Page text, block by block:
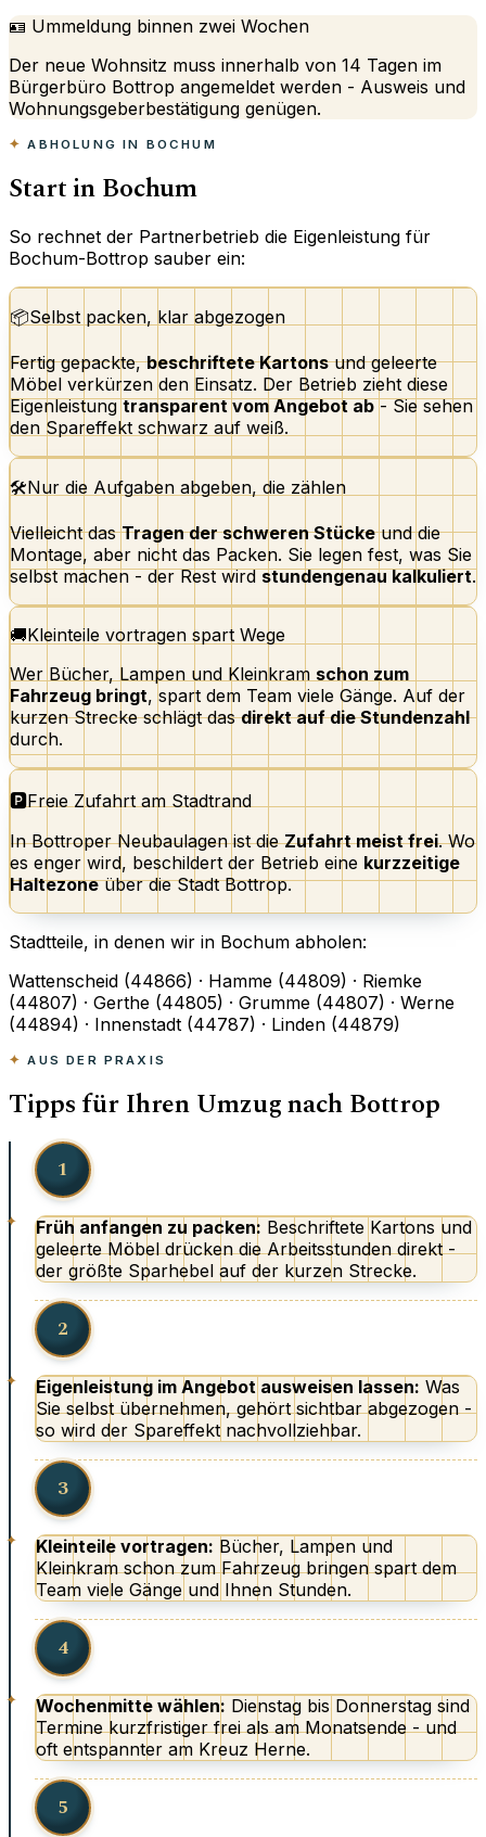
🪪 Ummeldung binnen zwei Wochen
Der neue Wohnsitz muss innerhalb von 14 Tagen im
Bürgerbüro Bottrop angemeldet werden - Ausweis und
Wohnungsgeberbestätigung genügen.
ABHOLUNG IN BOCHUM
Start in Bochum
So rechnet der Partnerbetrieb die Eigenleistung für
Bochum-Bottrop sauber ein:
📦Selbst packen, klar abgezogen
Fertig gepackte,beschriftete Kartonsund geleerte
Möbel verkürzen den Einsatz. Der Betrieb zieht diese
Eigenleistungtransparent vom Angebot ab- Sie sehen
den Spareffekt schwarz auf weiß.
🛠️Nur die Aufgaben abgeben, die zählen
Vielleicht dasTragen der schweren Stückeund die
Montage, aber nicht das Packen. Sie legen fest, was Sie
selbst machen - der Rest wirdstundengenau kalkuliert.
🚚Kleinteile vortragen spart Wege
Wer Bücher, Lampen und Kleinkram schon zum
Fahrzeug bringt, spart dem Team viele Gänge. Auf der
kurzen Strecke schlägt dasdirekt auf die Stundenzahl
durch.
🅿️Freie Zufahrt am Stadtrand
In Bottroper Neubaulagen ist dieZufahrt meist frei. Wo
es enger wird, beschildert der Betrieb eine kurzzeitige
Haltezoneüber die Stadt Bottrop.
Stadtteile, in denen wir in Bochum abholen:
Wattenscheid (44866) · Hamme (44809) · Riemke
(44807) · Gerthe (44805) · Grumme (44807) · Werne
(44894) · Innenstadt (44787) · Linden (44879)
AUS DER PRAXIS
Tipps für Ihren Umzug nach Bottrop
1
Früh anfangen zu packen: Beschriftete Kartons und
geleerte Möbel drücken die Arbeitsstunden direkt -
der größte Sparhebel auf der kurzen Strecke.
2
Eigenleistung im Angebot ausweisen lassen: Was
Sie selbst übernehmen, gehört sichtbar abgezogen -
so wird der Spareffekt nachvollziehbar.
3
Kleinteile vortragen: Bücher, Lampen und
Kleinkram schon zum Fahrzeug bringen spart dem
Team viele Gänge und Ihnen Stunden.
4
Wochenmitte wählen: Dienstag bis Donnerstag sind
Termine kurzfristiger frei als am Monatsende - und
oft entspannter am Kreuz Herne.
5